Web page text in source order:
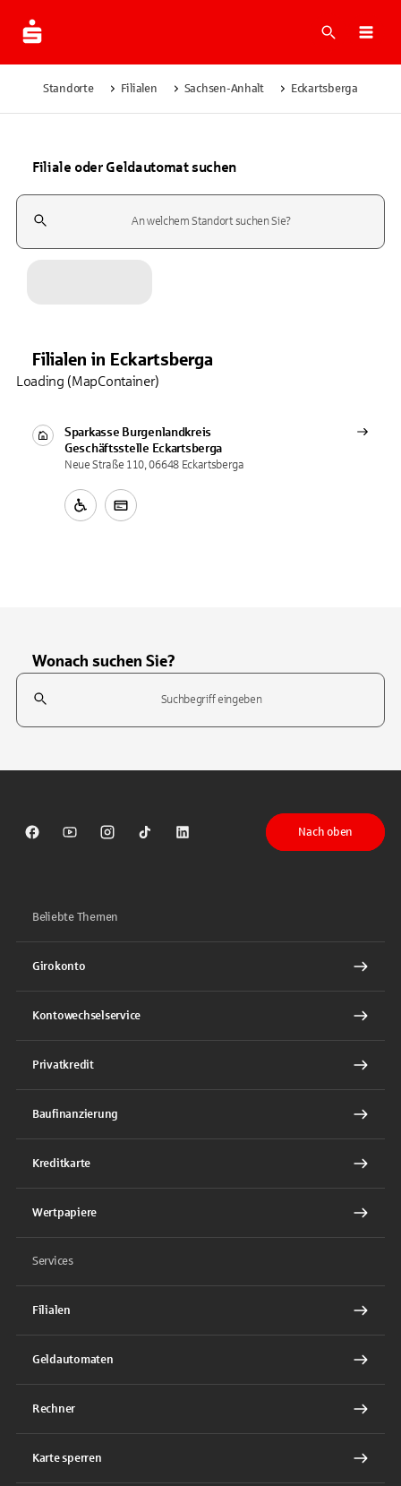
Suche
Standorte Filialen Sachsen-Anhalt Eckartsberga
Filiale oder Geldautomat suchen
Suchfeld
Filialen in Eckartsberga
Sparkasse Burgenlandkreis
Geschäftsstelle Eckartsberga
Neue Straße 110, 06648 Eckartsberga
Loading (MapContainer)
Wonach suchen Sie?
Suchfeld
Sparkasse auf Facebook
Sparkasse auf Youtube
Sparkasse auf Instagram
Sparkasse auf TikTok
Sparkasse auf LinkedIn
Nach oben
Beliebte Themen
Girokonto
Kontowechselservice
Privatkredit
Baufinanzierung
Kreditkarte
Wertpapiere
Services
Filialen
Geldautomaten
Rechner
Karte sperren